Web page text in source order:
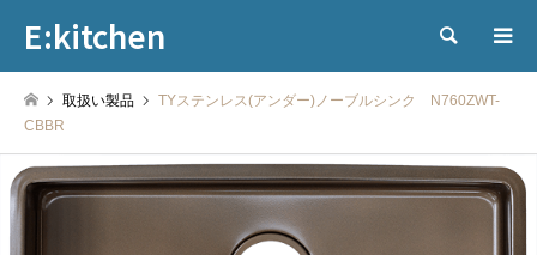
E:kitchen 検索
取扱い製品
TYステンレス(アンダー)ノーブルシンク N760ZWT-
CBBR